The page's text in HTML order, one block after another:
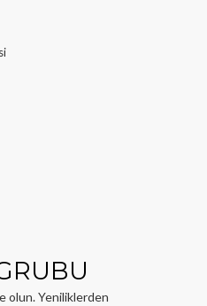
olun. Yeniliklerden